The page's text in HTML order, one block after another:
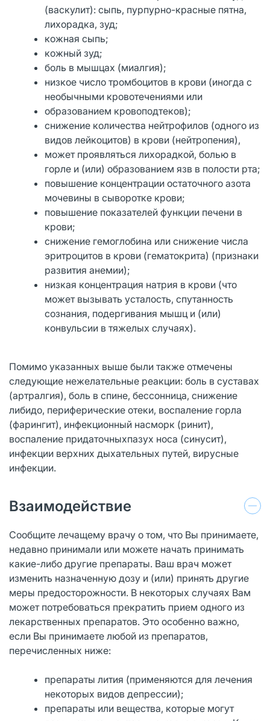
(васкулит): сыпь, пурпурно-красные пятна,
лихорадка, зуд;
кожная сыпь;
кожный зуд;
боль в мышцах (миалгия);
низкое число тромбоцитов в крови (иногда с
необычными кровотечениями или
образованием кровоподтеков);
снижение количества нейтрофилов (одного из
видов лейкоцитов) в крови (нейтропения),
может проявляться лихорадкой, болью в
горле и (или) образованием язв в полости рта;
повышение концентрации остаточного азота
мочевины в сыворотке крови;
повышение показателей функции печени в
крови;
снижение гемоглобина или снижение числа
эритроцитов в крови (гематокрита) (признаки
развития анемии);
низкая концентрация натрия в крови (что
может вызывать усталость, спутанность
сознания, подергивания мышц и (или)
конвульсии в тяжелых случаях).
Помимо указанных выше были также отмечены
следующие нежелательные реакции: боль в суставах
(артралгия), боль в спине, бессонница, снижение
либидо, периферические отеки, воспаление горла
(фарингит), инфекционный насморк (ринит),
воспаление придаточныхпазух носа (синусит),
инфекции верхних дыхательных путей, вирусные
инфекции.
Взаимодействие
Сообщите лечащему врачу о том, что Вы принимаете,
недавно принимали или можете начать принимать
какие-либо другие препараты. Ваш врач может
изменить назначенную дозу и (или) принять другие
меры предосторожности. В некоторых случаях Вам
может потребоваться прекратить прием одного из
лекарственных препаратов. Это особенно важно,
если Вы принимаете любой из препаратов,
перечисленных ниже:
препараты лития (применяются для лечения
некоторых видов депрессии);
препараты или вещества, которые могут